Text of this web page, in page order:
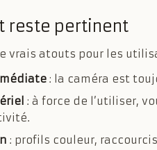
reste pertinent
vrais atouts pour les
: la caméra est
: à force de l’utiliser,
: profils couleur,